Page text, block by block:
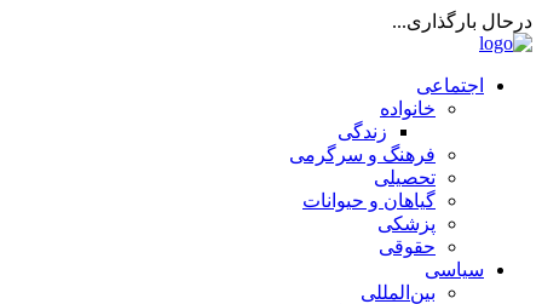
درحال بارگذاری...
اجتماعی
خانواده
زندگی
فرهنگ و سرگرمی
تحصیلی
گیاهان و حیوانات
پزشکی
حقوقی
سیاسی
بین‌المللی